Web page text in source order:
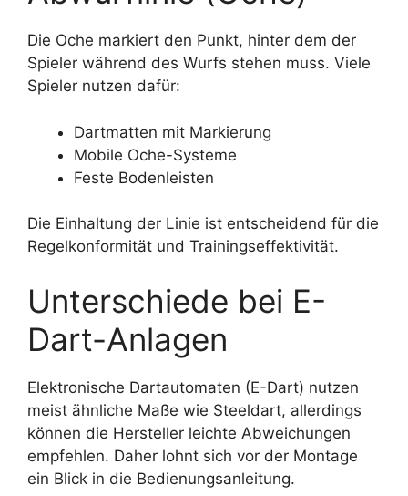
Die Oche markiert den Punkt, hinter dem der
Spieler während des Wurfs stehen muss. Viele
Spieler nutzen dafür:
Dartmatten mit Markierung
Mobile Oche-Systeme
Feste Bodenleisten
Die Einhaltung der Linie ist entscheidend für die
Regelkonformität und Trainingseffektivität.
Unterschiede bei E-
Dart-Anlagen
Elektronische Dartautomaten (E-Dart) nutzen
meist ähnliche Maße wie Steeldart, allerdings
können die Hersteller leichte Abweichungen
empfehlen. Daher lohnt sich vor der Montage
ein Blick in die Bedienungsanleitung.